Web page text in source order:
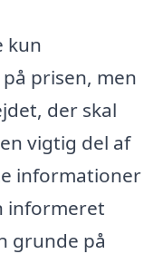
kun
prisen, men
der skal
vigtig del af
informationer
informeret
grunde på